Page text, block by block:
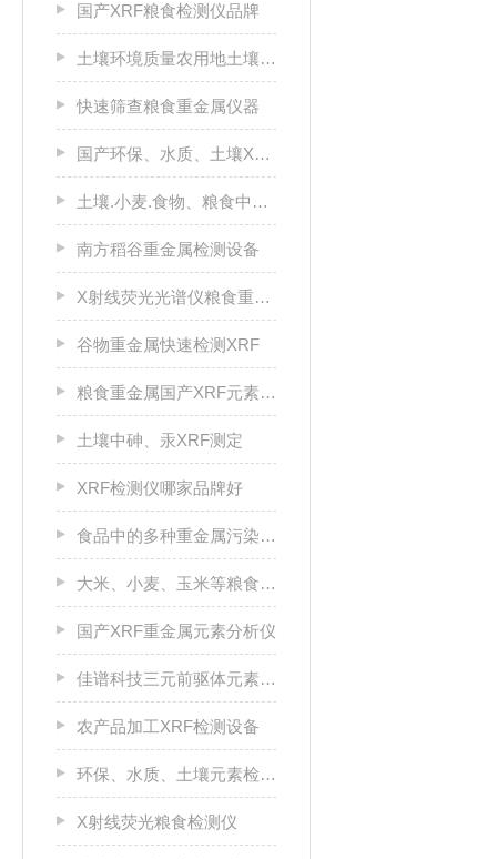
国产XRF粮食检测仪品牌
土壤环境质量农用地土壤重金属元素分析
快速筛查粮食重金属仪器
国产环保、水质、土壤XRF元素检测分析仪
土壤.小麦.食物、粮食中镉等重金属元素检测
南方稻谷重金属检测设备
X射线荧光光谱仪粮食重金属分析仪排名
谷物重金属快速检测XRF
粮食重金属国产XRF元素分析仪
土壤中砷、汞XRF测定
XRF检测仪哪家品牌好
食品中的多种重金属污染物定量分析
大米、小麦、玉米等粮食金属
国产XRF重金属元素分析仪
佳谱科技三元前驱体元素分析仪
农产品加工XRF检测设备
环保、水质、土壤元素检测分析仪
X射线荧光粮食检测仪